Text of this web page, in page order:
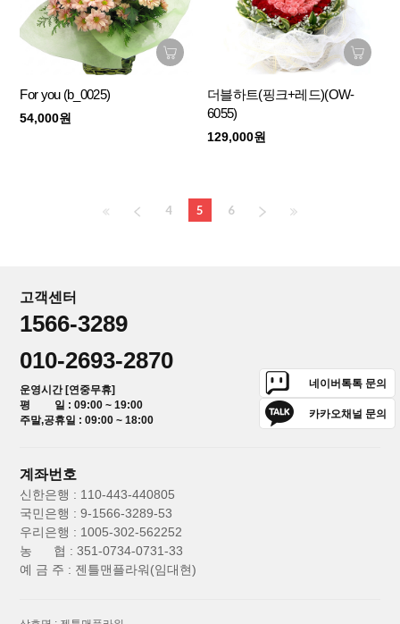
For you (b_0025)
54,000원
더블하트(핑크+레드)(OW-
6055)
129,000원
4 5 6
고객센터
1566-3289
010-2693-2870
운영시간 [연중무휴]
평 일 : 09:00 ~ 19:00
주말,공휴일 : 09:00 ~ 18:00
네이버톡톡 문의
카카오채널 문의
계좌번호
신한은행 : 110-443-440805
국민은행 : 9-1566-3289-53
우리은행 : 1005-302-562252
농 협 : 351-0734-0731-33
예 금 주 : 젠틀맨플라워(임대현)